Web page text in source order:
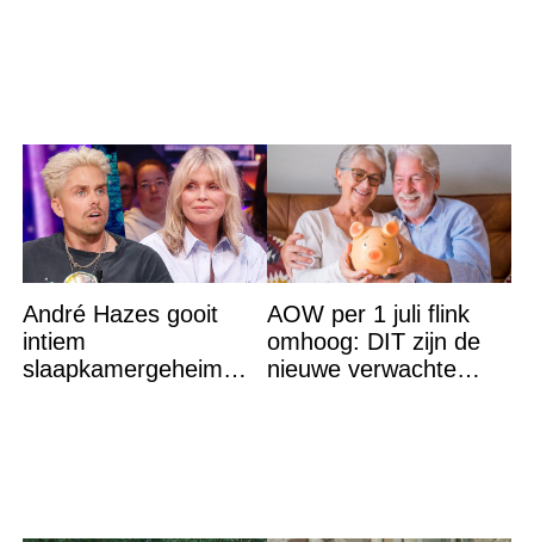
André Hazes gooit
intiem
slaapkamergeheim
AOW per 1 juli flink
omhoog: DIT zijn de
nieuwe verwachte